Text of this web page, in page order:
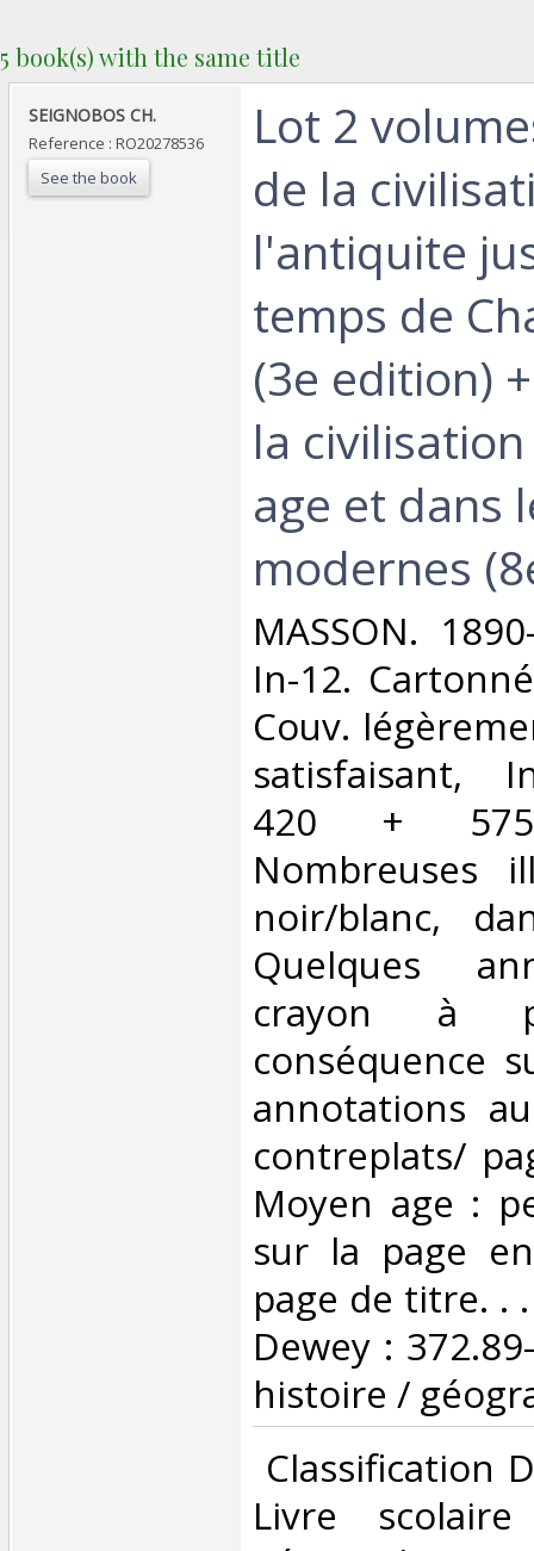
5 book(s) with the same title
‎SEIGNOBOS CH.‎
Reference : RO20278536
See the book
‎Lot 2
de la
l'antiquite
temps de
(3e edition)
la
age et dans
modernes
‎MASSON.
In-12.
Couv.
satisfaisant,
420 +
Nombreuses
noir/blanc,
Quelques
crayon à
conséquence
annotations
contreplats/
Moyen age :
sur la page
page de titre. .
Dewey :
histoire /
Classification
Livre